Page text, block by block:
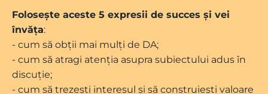
Folosește aceste 5 expresii de succes și vei
învăța:
- cum să obții mai mulți de DA;
- cum să atragi atenția asupra subiectului adus în
discuție;
- cum să trezești interesul și să construiești valoare